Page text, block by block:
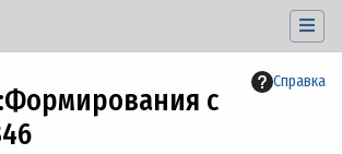
Справка
:Формирования с